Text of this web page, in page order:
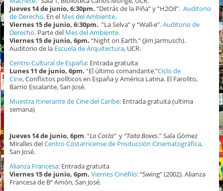
Jueves 14 de junio, 6:30pm. “Detrás de la Piña” y “H2Oil”. Auditorio
de Derecho. En el Mes del Ambiente.
Viernes 15 de junio, 6:30pm. ”La Selva” y “Wall-e”.Auditorio de
Derecho. Parte del Mes del Ambiente.
Viernes 15 de junio, 6pm. “Night on Earth.” (Jim Jarmusch).
Auditorio de la Escuela de Arquitectura, UCR.
Centro Cultural de España: Entrada gratuita
Lunes 11 de junio, 6pm. “El último comandante.”Ciclo de
Cine, Conflictos políticos en España y América Latina. El Farolito,
Barrio Escalante, San José.
Muestra Itinerante de Cine del Caribe: Entrada gratuita (ultima
semana)
Jueves 14 de junio, 6pm. “La Costa” y”Taita Boves.” Sala Gómez
Miralles delCentro Costarricense de Producción Cinematográfica,
San José.
Alianza Francesa: Entrada gratuita
Viernes 15 de junio, 6pm. Viernes Cinéfilo: “Swing” (2002). Alianza
Francesa de Bº Amón, San José.